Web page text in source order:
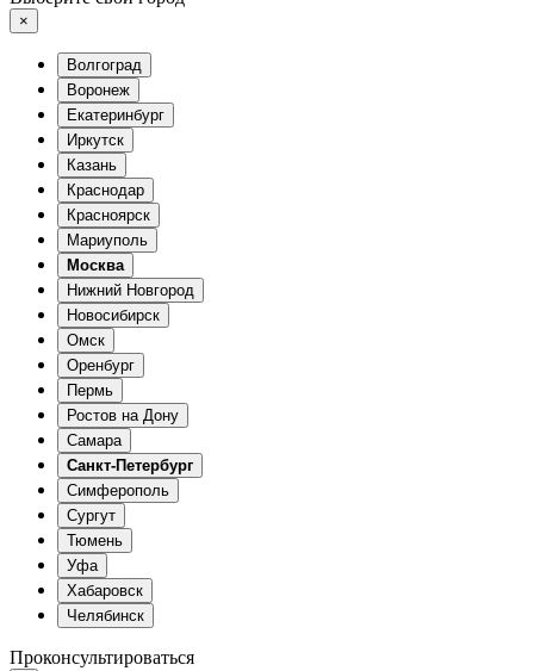
×
Волгоград
Воронеж
Екатеринбург
Иркутск
Казань
Краснодар
Красноярск
Мариуполь
Москва
Нижний Новгород
Новосибирск
Омск
Оренбург
Пермь
Ростов на Дону
Самара
Санкт-Петербург
Симферополь
Сургут
Тюмень
Уфа
Хабаровск
Челябинск
Проконсультироваться